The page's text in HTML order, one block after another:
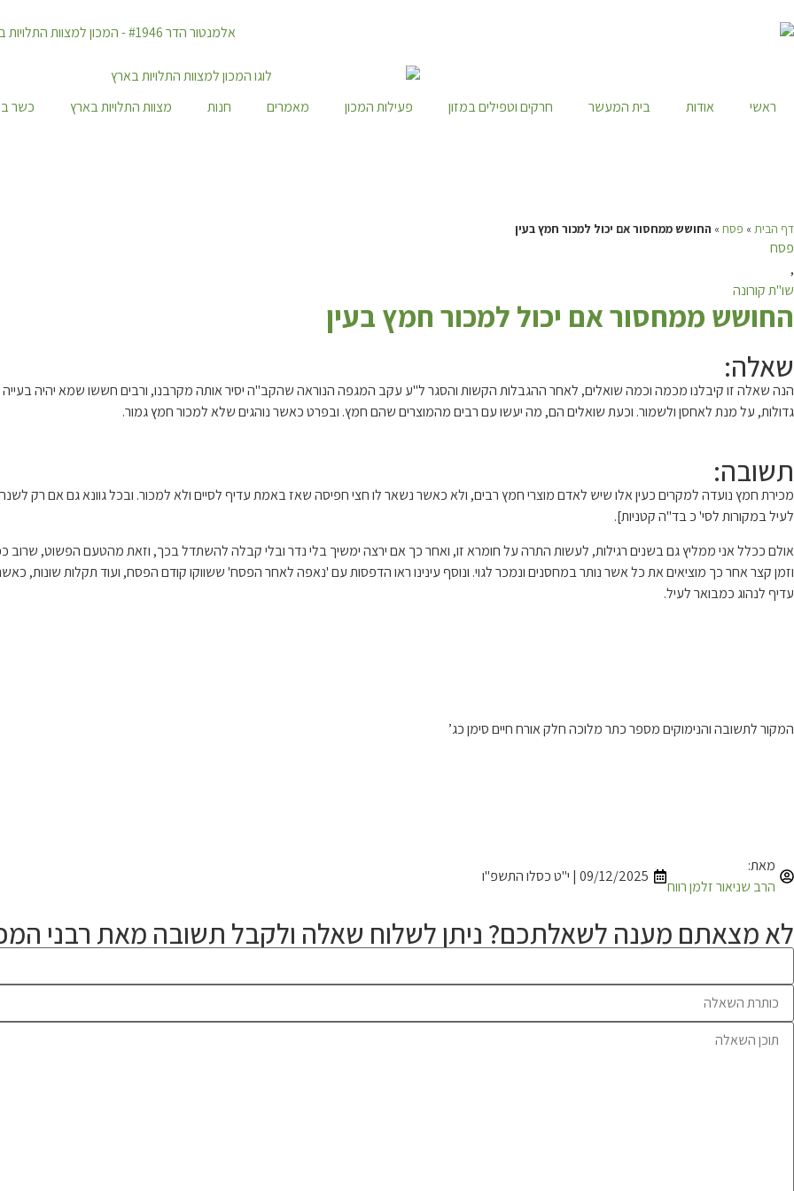
ראשי אודות בית המעשר חרקים וטפילים במזון פעילות המכון מאמרים חנות מצוות התלויות בארץ כשר
דף הבית » פסח » החושש ממחסור אם יכול למכור חמץ בעין
פסח
,
שו"ת קורונה
החושש ממחסור אם יכול למכור חמץ בעין
שאלה:
הנה שאלה זו קיבלנו מכמה וכמה שואלים, לאחר ההגבלות הקשות והסגר ל"ע עקב המגפה הנוראה שהקב"ה יסיר אותה מקרבנו, ורבים חששו שמא יהיה בעייה
גדולות, על מנת לאחסן ולשמור. וכעת שואלים הם, מה יעשו עם רבים מהמוצרים שהם חמץ. ובפרט כאשר נוהגים שלא למכור חמץ גמור.
תשובה:
מכירת חמץ נועדה למקרים כעין אלו שיש לאדם מוצרי חמץ רבים, ולא כאשר נשאר לו חצי חפיסה שאז באמת עדיף לסיים ולא למכור. ובכל גוונא גם אם רק
לעיל במקורות לסי' כ בד"ה קטניות].
אולם ככלל אני ממליץ גם בשנים רגילות, לעשות התרה על חומרא זו, ואחר כך אם ירצה ימשיך בלי נדר ובלי קבלה להשתדל בכך, וזאת מהטעם הפשוט,
וזמן קצר אחר כך מוציאים את כל אשר נותר במחסנים ונמכר לגוי. ונוסף עינינו ראו הדפסות עם 'נאפה לאחר הפסח' ששווקו קודם הפסח, ועוד תקלות
עדיף לנהוג כמבואר לעיל.
המקור לתשובה והנימוקים מספר כתר מלוכה חלק אורח חיים סימן כג’
מאת:
הרב שניאור זלמן רווח
09/12/2025 | י"ט כסלו התשפ"ו
לא מצאתם מענה לשאלתכם? ניתן לשלוח שאלה ולקבל תשובה מאת רבני